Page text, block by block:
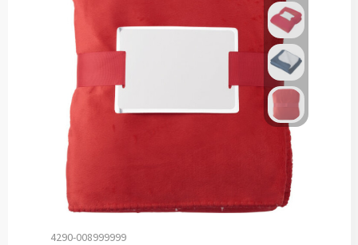
4290-008999999